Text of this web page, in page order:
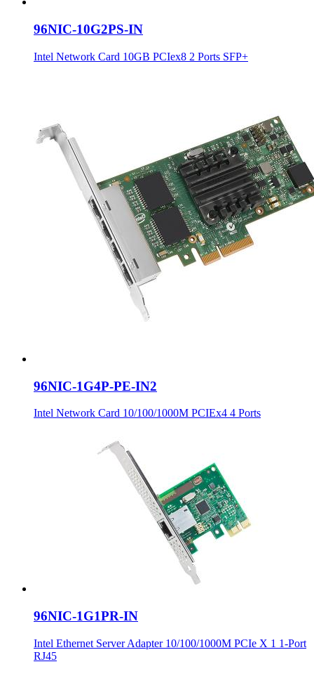
96NIC-10G2PS-IN
Intel Network Card 10GB PCIex8 2 Ports SFP+
96NIC-1G4P-PE-IN2
Intel Network Card 10/100/1000M PCIEx4 4 Ports
96NIC-1G1PR-IN
Intel Ethernet Server Adapter 10/100/1000M PCIe X 1 1-Port
RJ45